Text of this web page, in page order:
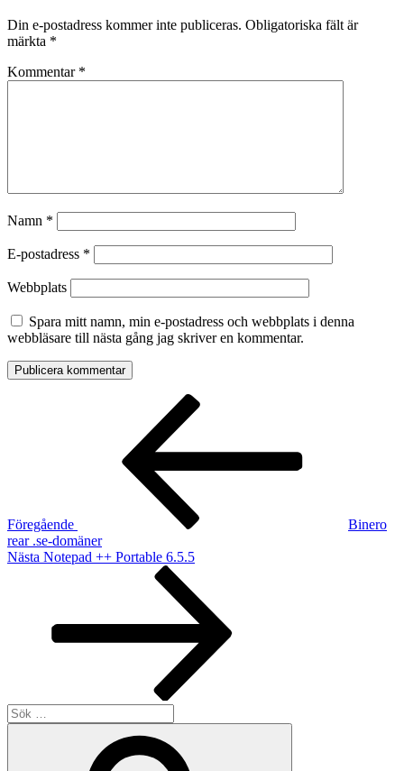
Din e-postadress kommer inte publiceras. Obligatoriska fält är
märkta *
Kommentar *
Namn *
E-postadress *
Webbplats
Spara mitt namn, min e-postadress och webbplats i denna
webbläsare till nästa gång jag skriver en kommentar.
Inläggsnavigering
Föregående
Binero
rear .se-domäner
Nästa
Nästa Notepad ++ Portable 6.5.5
Sök
efter: